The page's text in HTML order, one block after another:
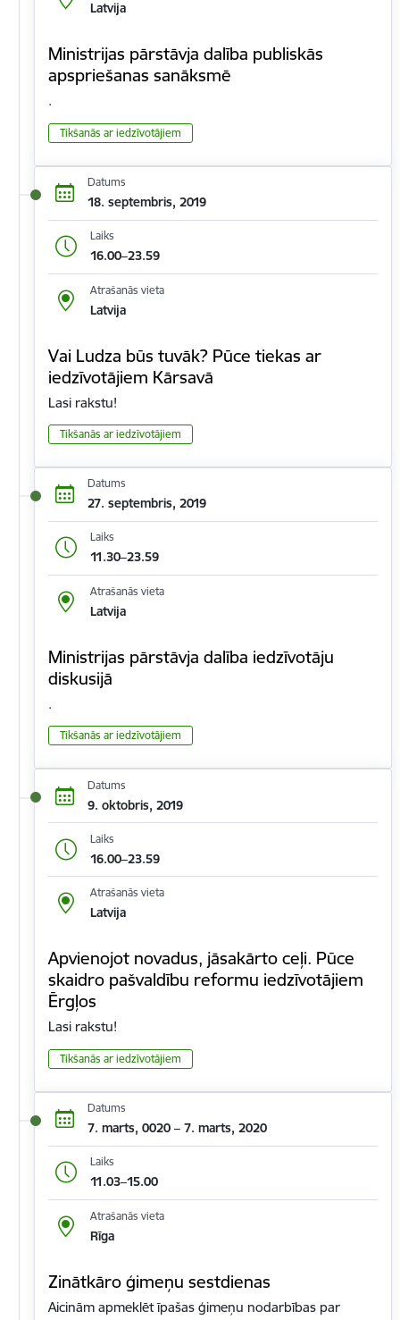
Latvija
Ministrijas pārstāvja dalība publiskās
apspriešanas sanāksmē
.
Tikšanās ar iedzīvotājiem
Datums
18. septembris, 2019
Laiks
16.00–23.59
Atrašanās vieta
Latvija
Vai Ludza būs tuvāk? Pūce tiekas ar
iedzīvotājiem Kārsavā
Lasi rakstu!
Tikšanās ar iedzīvotājiem
Datums
27. septembris, 2019
Laiks
11.30–23.59
Atrašanās vieta
Latvija
Ministrijas pārstāvja dalība iedzīvotāju
diskusijā
.
Tikšanās ar iedzīvotājiem
Datums
9. oktobris, 2019
Laiks
16.00–23.59
Atrašanās vieta
Latvija
Apvienojot novadus, jāsakārto ceļi. Pūce
skaidro pašvaldību reformu iedzīvotājiem
Ērgļos
Lasi rakstu!
Tikšanās ar iedzīvotājiem
Datums
7. marts, 0020 – 7. marts, 2020
Laiks
11.03–15.00
Atrašanās vieta
Rīga
Zinātkāro ģimeņu sestdienas
Aicinām apmeklēt īpašas ģimeņu nodarbības par